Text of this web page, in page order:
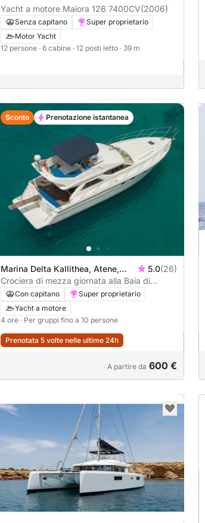
Yacht a motore Maiora 126 7400CV(2006)
Senza capitano
Super proprietario
Motor Yacht
12 persone · 6 cabine · 12 posti letto · 39 m
Marina Delta Kallithea, Atene,
Grecia
5.0(26)
Crociera di mezza giornata alla Baia di
Peristeria - Isola di Salamina
Con capitano
Super proprietario
Yacht a motore
4 ore · Per gruppi fino a 10 persone
Prenotata 5 volte nelle ultime 24h
A partire da 600 €
Sconto Prenotazione istantanea